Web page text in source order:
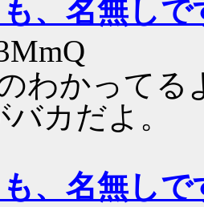
、名無しで
わかって
カだよ。
、名無しで